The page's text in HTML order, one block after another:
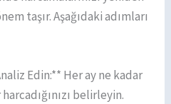
taşır. Aşağıdaki adımları
Edin:** Her ay ne kadar
belirleyin.